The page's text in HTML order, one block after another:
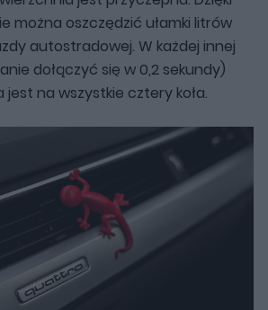
można oszczędzić ułamki litrów
autostradowej. W każdej innej
dołączyć się w 0,2 sekundy)
na wszystkie cztery koła.